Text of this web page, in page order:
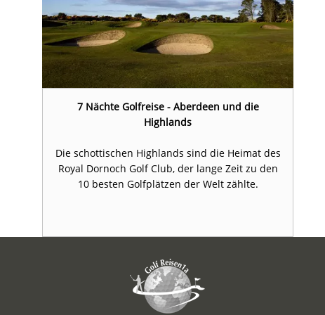
7 Nächte Golfreise - Aberdeen und die
Highlands
Die schottischen Highlands sind die Heimat des
Royal Dornoch Golf Club, der lange Zeit zu den
10 besten Golfplätzen der Welt zählte.